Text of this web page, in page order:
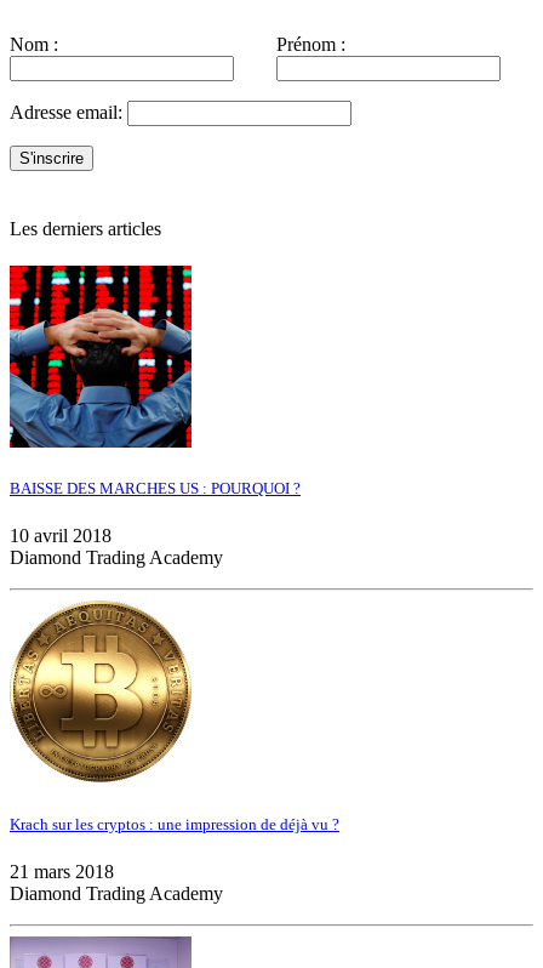
Nom : Prénom :
Adresse email:
Les derniers articles
BAISSE DES MARCHES US : POURQUOI ?
10 avril 2018
Diamond Trading Academy
Krach sur les cryptos : une impression de déjà vu ?
21 mars 2018
Diamond Trading Academy